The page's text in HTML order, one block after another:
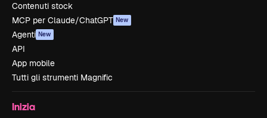
Contenuti stock
MCP per Claude/ChatGPT New
Agenti New
API
App mobile
Tutti gli strumenti Magnific
Inizia